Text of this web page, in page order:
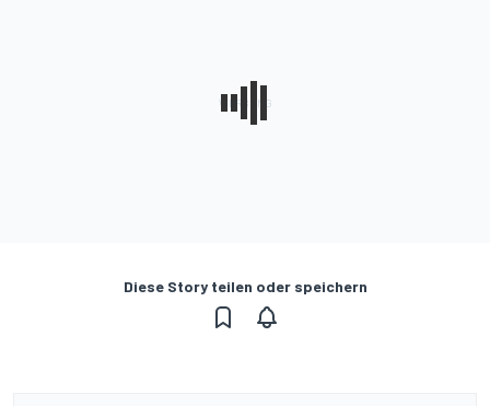
Diese Story teilen oder speichern